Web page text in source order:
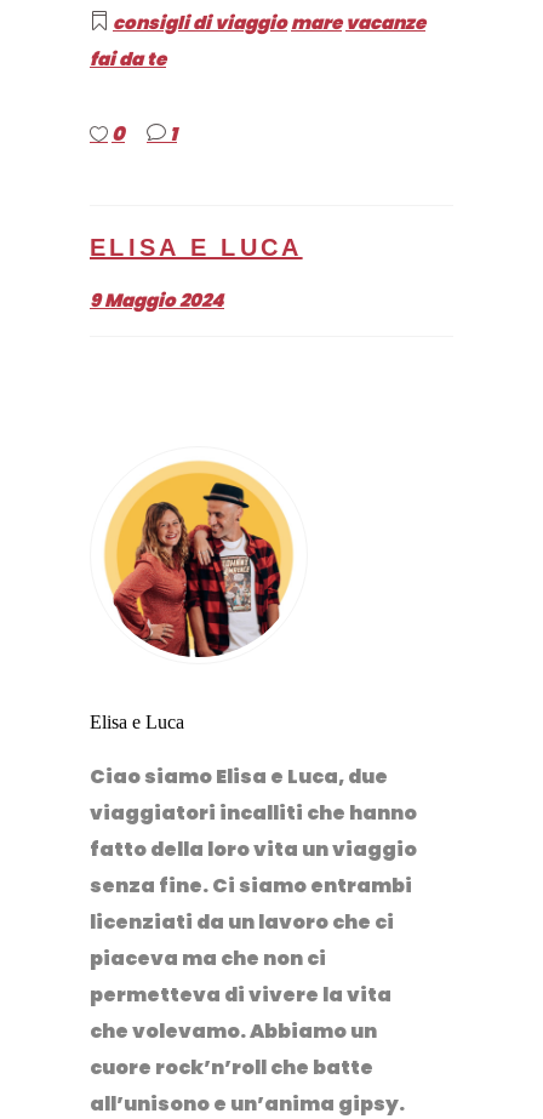
consigli di viaggiomare vacanze
fai da te
0 1
ELISA E LUCA
9 Maggio 2024
Elisa e Luca
Ciao siamo Elisa e Luca, due
viaggiatori incalliti che hanno
fatto della loro vita un viaggio
senza fine. Ci siamo entrambi
licenziati da un lavoro che ci
piaceva ma che non ci
permetteva di vivere la vita
che volevamo. Abbiamo un
cuore rock’n’roll che batte
all’unisono e un’anima gipsy.